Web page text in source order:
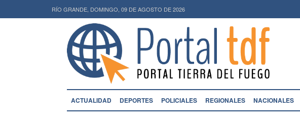
RÍO GRANDE, DOMINGO, 09 DE AGOSTO DE 2026
ACTUALIDAD DEPORTES POLICIALES REGIONALES NACIONALES